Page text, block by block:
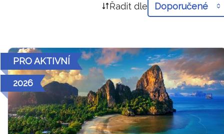
Řadit dle Doporučené
PRO AKTIVNÍ
2026